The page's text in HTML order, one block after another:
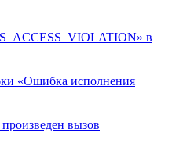
в
«Ошибка исполнения
вызов